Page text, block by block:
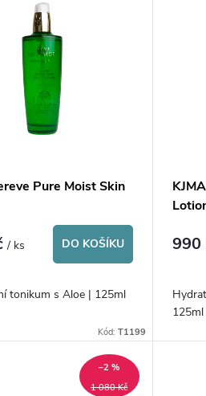
Pure Moist Skin
/ ks DO KOŠÍKU
tonikum s Aloe | 125ml
Kód: T1199
990
125ml
1 080 Kč
–2 %